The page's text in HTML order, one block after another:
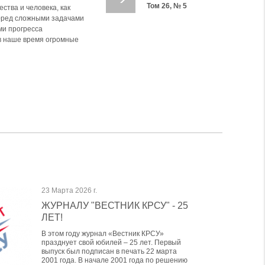
и человека, как
сложными задачами
прогресса
наше время огромные
студентам
на английском языке, то
учебной литературы,
настоящее время
эстетические
НАЗНАЧЕНИЯ В
(de jure)
назначения в
носит
преподавания языков в
в аудитории
так как такое
усилий и затрат
пневмонии
не до конца изучено.
на
Том 26, № 5
23 Марта 2026 г.
ЖУРНАЛУ "ВЕСТНИК КРСУ" - 25
ЛЕТ!
В этом году журнал «Вестник КРСУ»
празднует свой юбилей – 25 лет. Первый
выпуск был подписан в печать 22 марта
2001 года. В начале 2001 года по решению